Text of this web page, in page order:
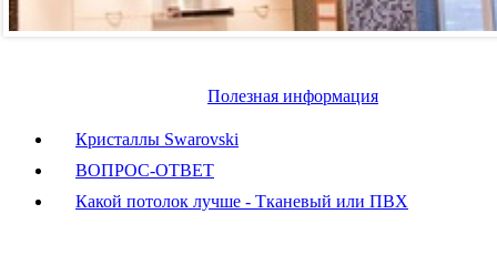
Полезная информация
Кристаллы Swarovski
ВОПРОС-ОТВЕТ
Какой потолок лучше - Тканевый или ПВХ